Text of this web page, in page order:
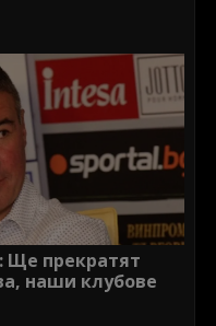
Ще прекратят
наши клубове